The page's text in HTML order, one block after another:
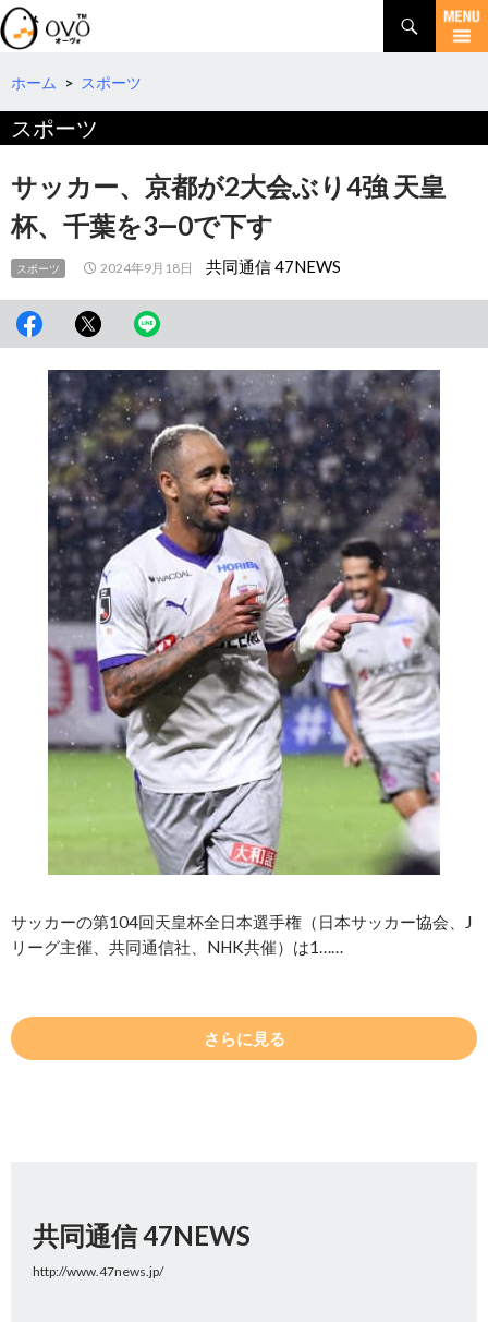
検
索
コ
テ
へ
ホーム > スポーツ
スポーツ
サッカー、京都が2大会ぶり4強 天皇
杯、千葉を3―0で下す
スポーツ 2024年9月18日 共同通信 47NEWS
サッカーの第104回天皇杯全日本選手権（日本サッカー協会、J
リーグ主催、共同通信社、NHK共催）は1……
さらに見る
共同通信 47NEWS
http://www.47news.jp/